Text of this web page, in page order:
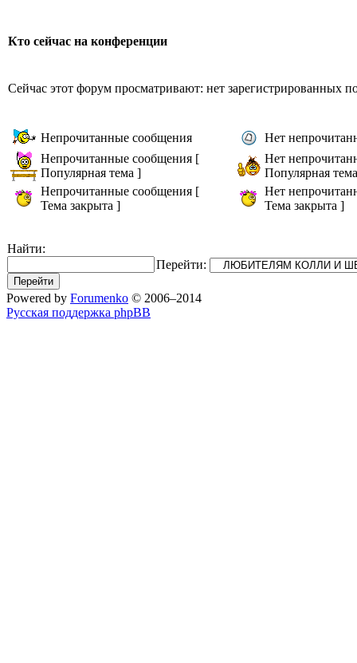
Кто сейчас на конференции
Сейчас этот форум просматривают: нет зарегистрированных
Непрочитанные сообщения
Нет
Непрочитанные сообщения [
Популярная тема ]
Нет
Популярная
Непрочитанные сообщения [
Тема закрыта ]
Нет
Тема закрыта ]
Найти:
Перейти:
Powered by Forumenko © 2006–2014
Русская поддержка phpBB